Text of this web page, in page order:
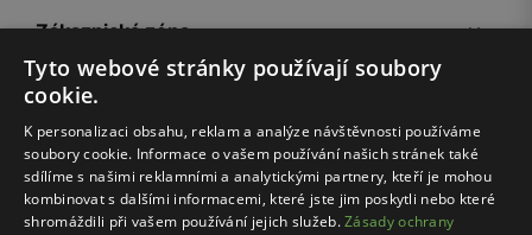
Zákaznická zóna
Společnost Wojas
Rady
Tyto webové stránky používají soubory
cookie.
K personalizaci obsahu, reklam a analýze návštěvnosti používáme
soubory cookie. Informace o vašem používání našich stránek také
sdílíme s našimi reklamními a analytickými partnery, kteří je mohou
kombinovat s dalšími informacemi, které jste jim poskytli nebo které
shromáždili při vašem používání jejich služeb.Zásady ochrany